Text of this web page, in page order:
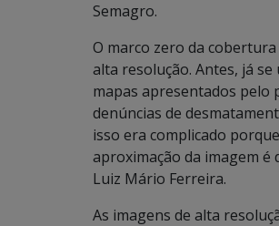
Semagro.
O marco zero da
alta resolução. Antes, já
mapas apresentados pelo
denúncias de
isso era complicado
aproximação da imagem é
Luiz Mário Ferreira.
As imagens de alta